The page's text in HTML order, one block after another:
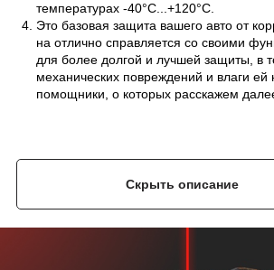
температурах -40°C...+120°C.
Это базовая защита вашего авто от
на отлично справляется со своими
для более долгой и лучшей защиты, в
механических повреждений и влаги ей
помощники, о которых расскажем
Скрыть описание